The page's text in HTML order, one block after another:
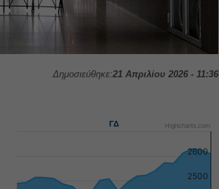
Δημοσιεύθηκε:21 Απριλίου 2026 - 11:36
ΓΔ
2500
2600
Highcharts.com